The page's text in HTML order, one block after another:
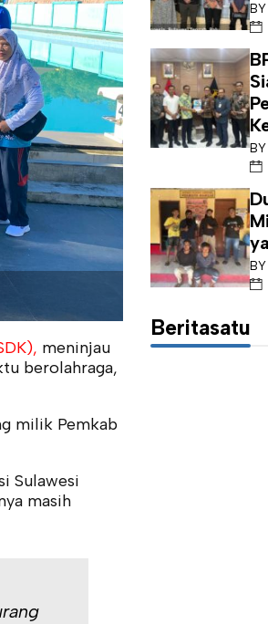
meninjau
berolahraga,
milik Pemkab
Sulawesi
masih
BY
BY
BY
Beritasatu